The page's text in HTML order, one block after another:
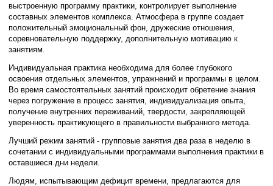
выстроенную программу практики, контролирует выполнение
составных элементов комплекса. Атмосфера в группе создает
положительный эмоциональный фон, дружеские отношения,
соревновательную поддержку, дополнительную мотивацию к
занятиям.
Индивидуальная практика необходима для более глубокого
освоения отдельных элементов, упражнений и программы в целом.
Во время самостоятельных занятий происходит обретение знания
через погружение в процесс занятия, индивидуализация опыта,
получение внутренних переживаний, твердости, закрепляющей
уверенность практикующего в правильности выбранного метода.
Лучший режим занятий - групповые занятия два раза в неделю в
сочетании с индивидуальными программами выполнения практики в
оставшиеся дни недели.
Людям, испытывающим дефицит времени, предлагаются для